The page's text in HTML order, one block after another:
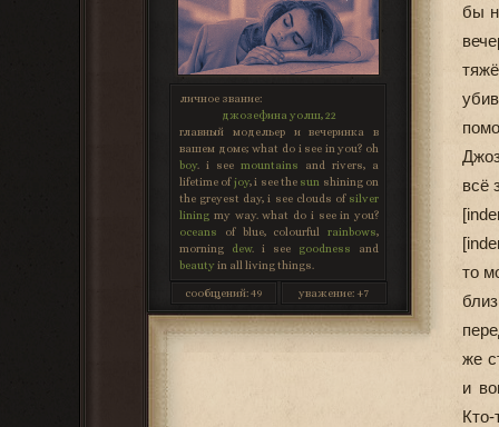
личное звание:
джозефина уолш, 22
главный модельер и вечеринка в
вашем доме; what do i see in you? oh
boy . i see mountains and rivers, a
lifetime ofjoy, i see the sun shining on
the greyest day, i see clouds of silver
lining my way. what do i see in you?
oceans of blue, colourful rainbows,
morning dew. i see goodness and
beauty in all living things.
сообщений:49 уважение: +7
бы
всё
то
же
и